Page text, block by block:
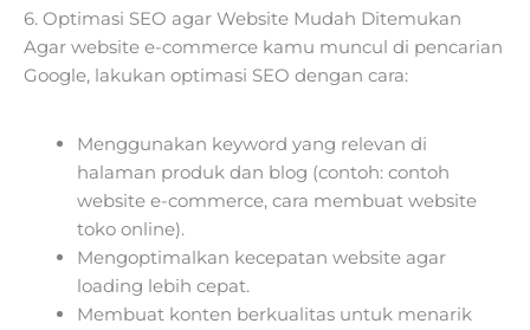
6. Optimasi SEO agar Website Mudah Ditemukan
Agar website e-commerce kamu muncul di pencarian
Google, lakukan optimasi SEO dengan cara:
Menggunakan keyword yang relevan di
halaman produk dan blog (contoh: contoh
website e-commerce, cara membuat website
toko online).
Mengoptimalkan kecepatan website agar
loading lebih cepat.
Membuat konten berkualitas untuk menarik